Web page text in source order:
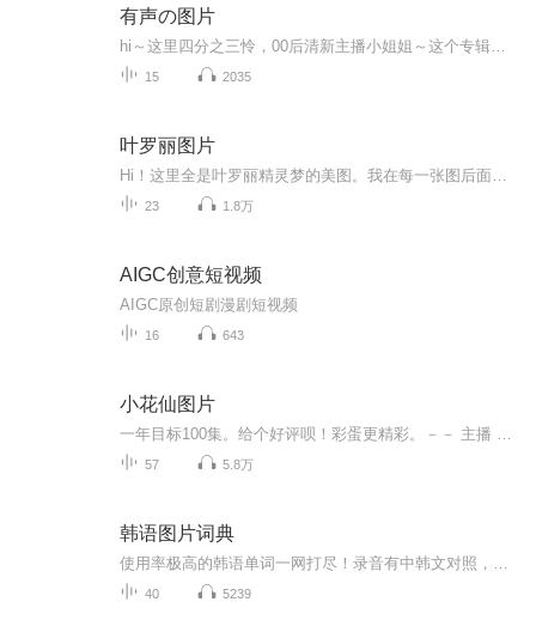
有声の图片
15 2035
叶罗丽图片
23 1.8万
AIGC创意短视频
AIGC原创短剧漫剧短视频
16 643
小花仙图片
57 5.8万
韩语图片词典
40 5239